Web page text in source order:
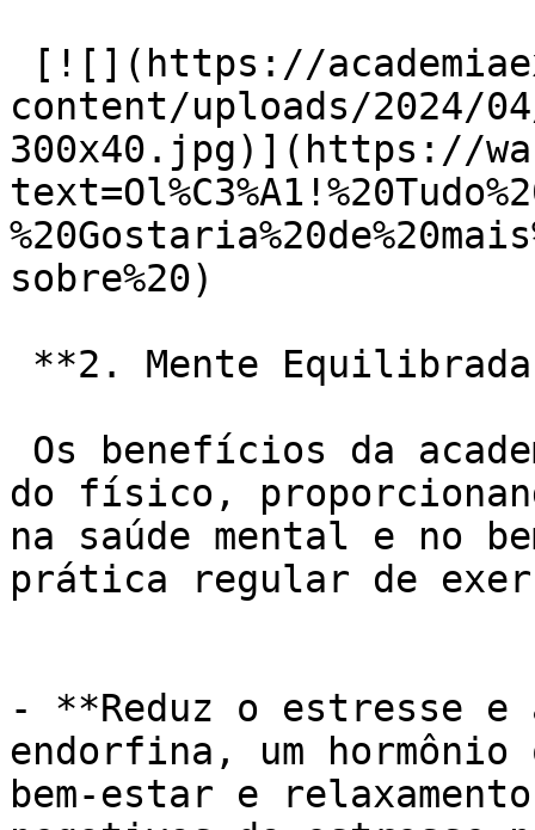
content/uploads/2024/
300x40.jpg)](https://
sobre%20)
do físico,
na saúde mental e no
prática regular de
- **Reduz o estresse e
endorfina, um hormônio
bem-estar e